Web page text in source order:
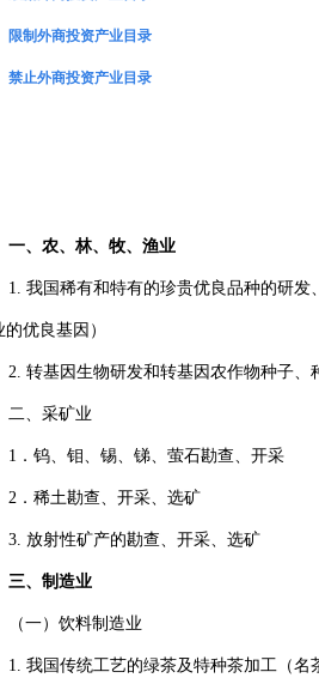
限制外商投资产业目录
禁止外商投资产业目录
一、农、林、牧、渔业
1. 我国稀有和特有的珍贵优良品种的研
的优良基因）
2. 转基因生物研发和转基因农作物种子、
二、采矿业
1 ．钨、钼、锡、锑、萤石勘查、开采
2．稀土勘查、开采、选矿
3. 放射性矿产的勘查、开采、选矿
三、制造业
（一）饮料制造业
1. 我国传统工艺的绿茶及特种茶加工（名